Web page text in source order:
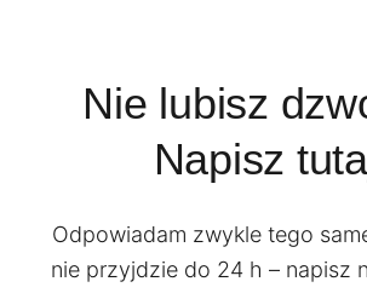
Nie lubisz
Napisz
Odpowiadam zwykle tego
nie przyjdzie do 24 h – napisz